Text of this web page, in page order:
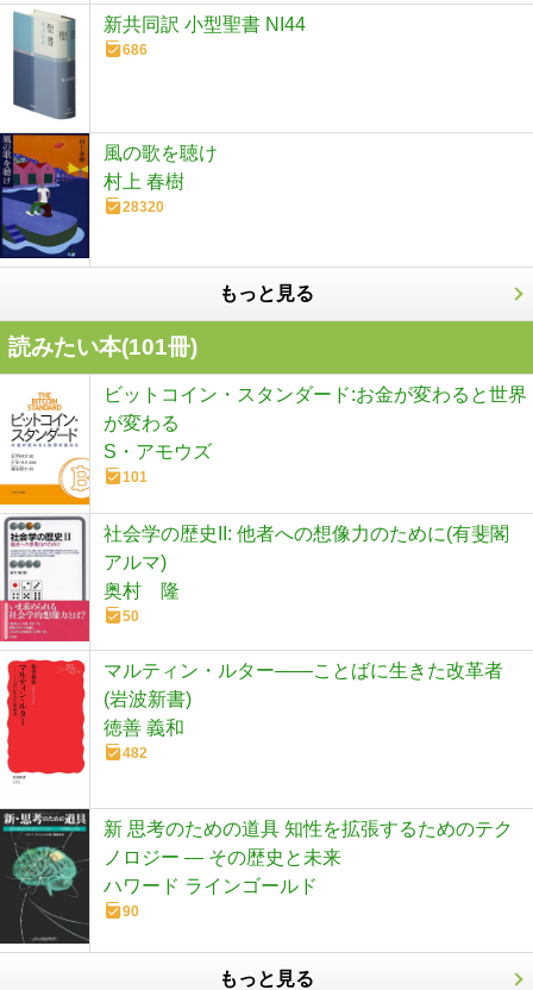
新共同訳 小型聖書 NI44
686
風の歌を聴け
村上 春樹
28320
もっと見る
読みたい本(101冊)
ビットコイン・スタンダード:お金が変わると世界
が変わる
S・アモウズ
101
社会学の歴史II: 他者への想像力のために(有斐閣
アルマ)
奥村 隆
50
マルティン・ルター――ことばに生きた改革者
(岩波新書)
徳善 義和
482
新 思考のための道具 知性を拡張するためのテク
ノロジー ― その歴史と未来
ハワード ラインゴールド
90
もっと見る